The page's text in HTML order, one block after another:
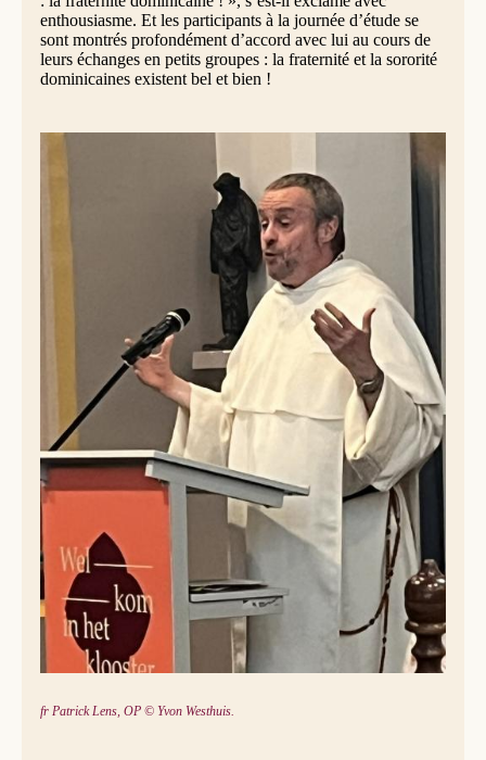
enthousiasme. Et les participants à la journée d’étude se
sont montrés profondément d’accord avec lui au cours de
leurs échanges en petits groupes : la fraternité et la sororité
dominicaines existent bel et bien !
fr Patrick Lens, OP © Yvon Westhuis.